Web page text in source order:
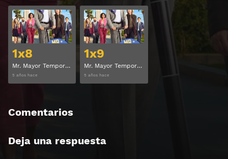
1x8
Mr. Mayor Temporada 1 Capitulo 8
5 años hace
Ver
1x9
Mr. Mayor Temporada 1 Capitulo 9
5 años hace
Comentarios
Deja una respuesta